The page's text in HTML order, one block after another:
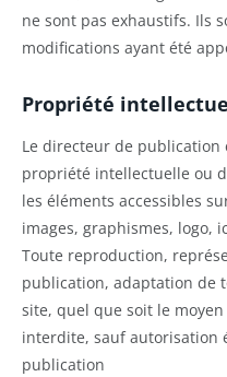
ne sont pas exhaustifs. Ils
modifications ayant été
Propriété
Le directeur de
propriété intellectuelle ou
les éléments accessibles
images, graphismes, logo,
Toute reproduction,
publication, adaptation de
site, quel que soit le
interdite, sauf autorisation
publication